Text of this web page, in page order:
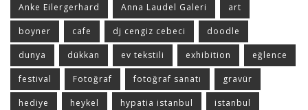
Anke Eilergerhard Anna Laudel Galeri art
boyner cafe dj cengiz cebeci doodle
dunya dükkan ev tekstili exhibition eğlence
festival Fotoğraf fotoğraf sanatı gravür
hediye heykel hypatia istanbul istanbul